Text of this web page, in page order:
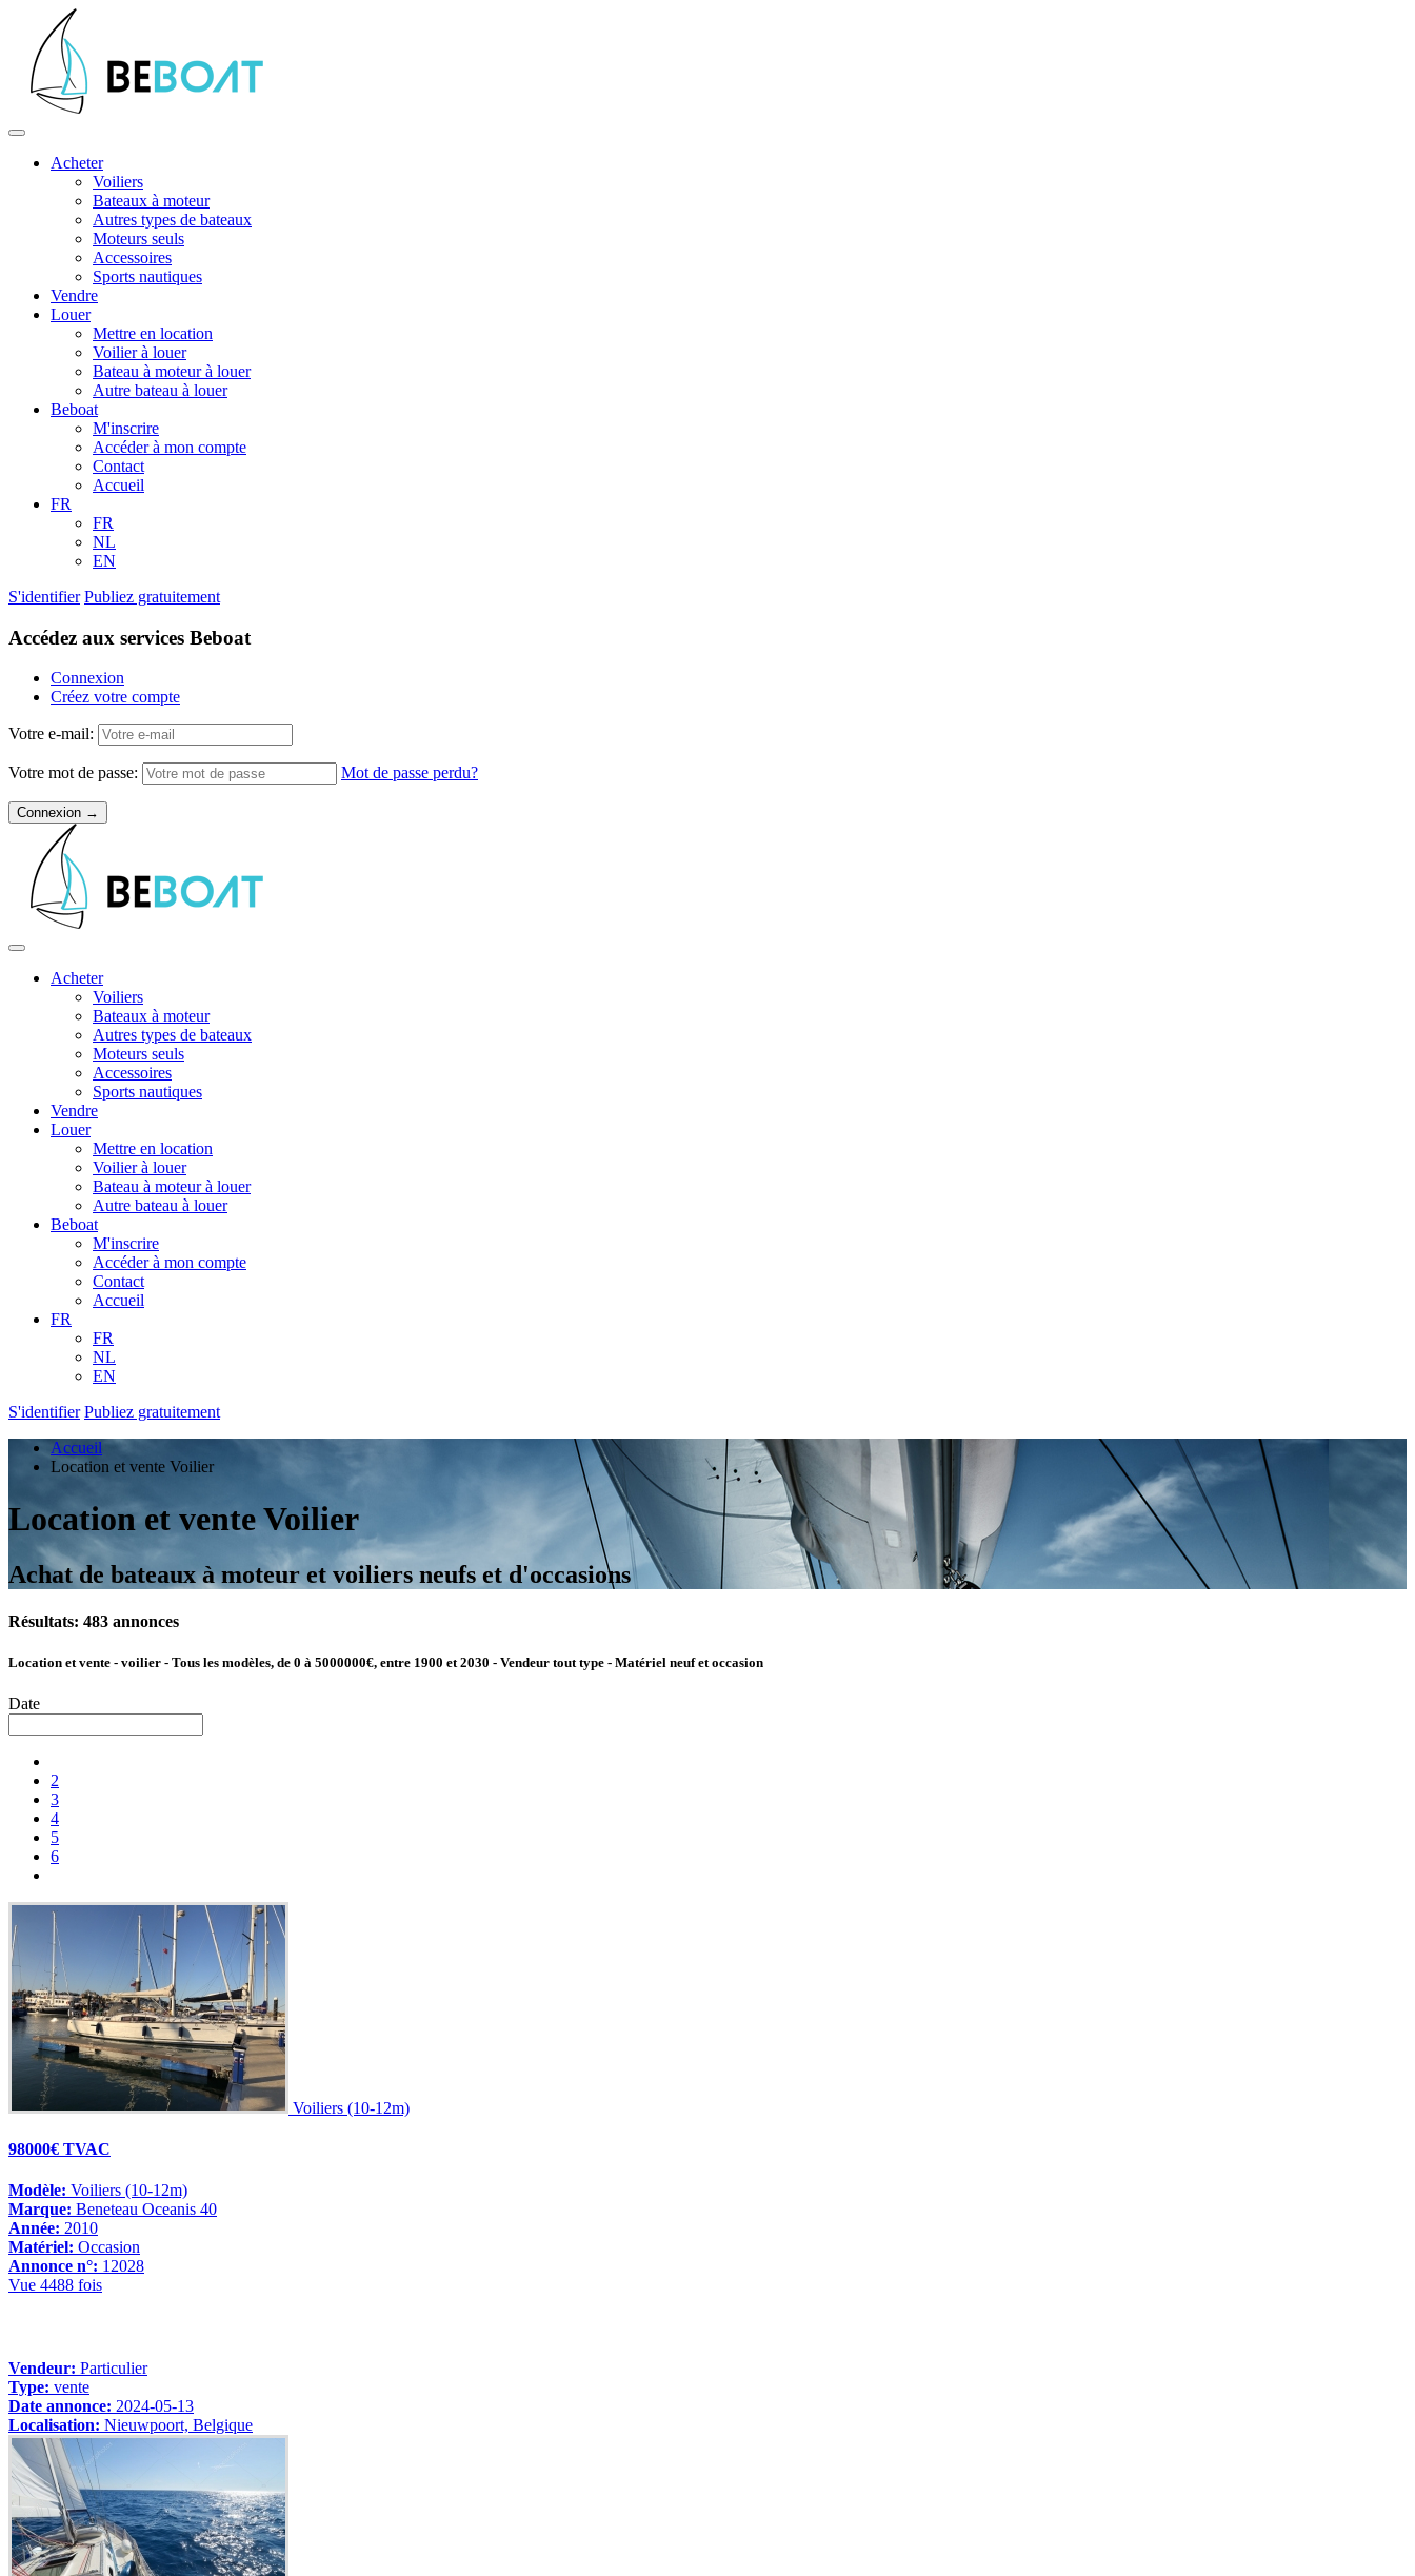
Acheter
Voiliers
Bateaux à moteur
Autres types de bateaux
Moteurs seuls
Accessoires
Sports nautiques
Vendre
Louer
Mettre en location
Voilier à louer
Bateau à moteur à louer
Autre bateau à louer
Beboat
M'inscrire
Accéder à mon compte
Contact
Accueil
FR
FR
NL
EN
S'identifier Publiez gratuitement
Accédez aux services Beboat
Connexion
Créez votre compte
Votre e-mail:
Votre mot de passe: Mot de passe perdu?
Acheter
Voiliers
Bateaux à moteur
Autres types de bateaux
Moteurs seuls
Accessoires
Sports nautiques
Vendre
Louer
Mettre en location
Voilier à louer
Bateau à moteur à louer
Autre bateau à louer
Beboat
M'inscrire
Accéder à mon compte
Contact
Accueil
FR
FR
NL
EN
S'identifier Publiez gratuitement
Accueil
Location et vente Voilier
Location et vente Voilier
Achat de bateaux à moteur et voiliers neufs et d'occasions
Résultats: 483 annonces
Location et vente - voilier - Tous les modèles, de 0 à 5000000€, entre 1900 et 2030 - Vendeur tout type - Matériel neuf et occasion
Date
2
3
4
5
6
Voiliers (10-12m)
98000€ TVAC
Modèle: Voiliers (10-12m)
Marque: Beneteau Oceanis 40
Année: 2010
Matériel: Occasion
Annonce n°: 12028
Vue 4488 fois
Vendeur: Particulier
Type: vente
Date annonce: 2024-05-13
Localisation: Nieuwpoort, Belgique